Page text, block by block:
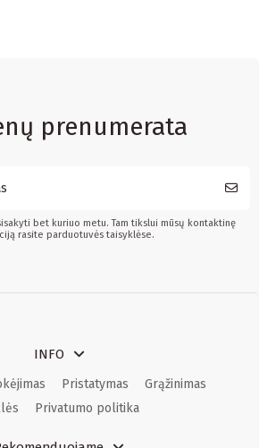
prenumerata
bet kuriuo metu. Tam tikslui mūsų kontaktinę
rasite parduotuvės taisyklėse.
INFO
Pristatymas
Grąžinimas
Privatumo politika